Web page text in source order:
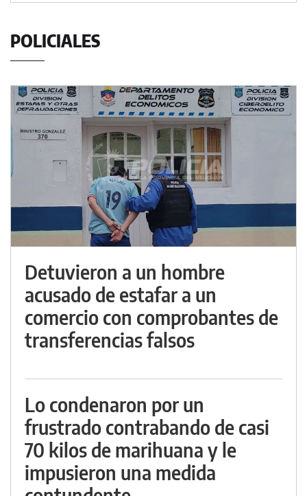
POLICIALES
Detuvieron a un hombre
acusado de estafar a un
comercio con comprobantes de
transferencias falsos
Lo condenaron por un
frustrado contrabando de casi
70 kilos de marihuana y le
impusieron una medida